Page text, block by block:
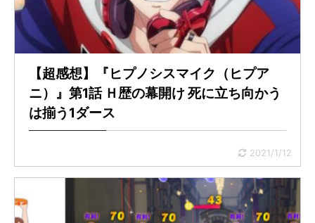
【超感想】『ヒプノシスマイク（ヒプア
ニ）』第1話 Ｈ歴の幕開け 死に立ち向かう
は揃う1ダース
2021/1/12